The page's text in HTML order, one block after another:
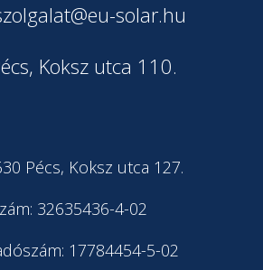
solar.hu
Koksz utca 110.
Pécs, Koksz utca 127.
32635436-4-02
17784454-5-02